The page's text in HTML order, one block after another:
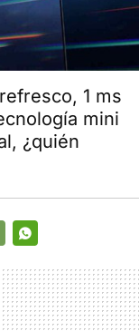
1 ms
mini
¿quién